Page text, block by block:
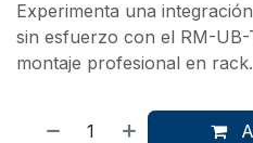
Experimenta una
sin esfuerzo con el RM-
montaje profesional en rack.